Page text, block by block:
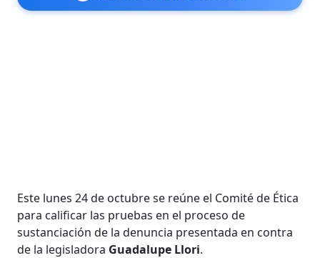
Este lunes 24 de octubre se reúne el Comité de Ética
para calificar las pruebas en el proceso de
sustanciación de la denuncia presentada en contra
de la legisladora Guadalupe Llori.